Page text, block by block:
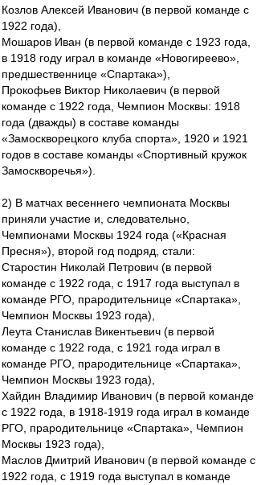
Козлов Алексей Иванович (в первой команде с
1922 года),
Мошаров Иван (в первой команде с 1923 года,
в 1918 году играл в команде «Новогиреево»,
предшественнице «Спартака»),
Прокофьев Виктор Николаевич (в первой
команде с 1922 года, Чемпион Москвы: 1918
года (дважды) в составе команды
«Замоскворецкого клуба спорта», 1920 и 1921
годов в составе команды «Спортивный кружок
Замоскворечья»).
2) В матчах весеннего чемпионата Москвы
приняли участие и, следовательно,
Чемпионами Москвы 1924 года («Красная
Пресня»), второй год подряд, стали:
Старостин Николай Петрович (в первой
команде с 1922 года, с 1917 года выступал в
команде РГО, прародительнице «Спартака»,
Чемпион Москвы 1923 года),
Леута Станислав Викентьевич (в первой
команде с 1922 года, с 1921 года играл в
команде РГО, прародительнице «Спартака»,
Чемпион Москвы 1923 года),
Хайдин Владимир Иванович (в первой команде
с 1922 года, в 1918-1919 года играл в команде
РГО, прародительнице «Спартака», Чемпион
Москвы 1923 года),
Маслов Дмитрий Иванович (в первой команде с
1922 года, с 1919 года выступал в команде